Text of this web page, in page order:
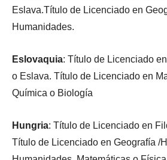
Eslava.Título de Licenciado en
Humanidades.
Eslovaquia: Título de Licenciado
o Eslava. Título de Licenciado en
Química o Biología
Hungria: Título de Licenciado en
Título de Licenciado en Geografía /